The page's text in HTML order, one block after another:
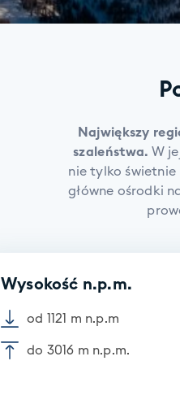
Największy
szaleństwa. W
nie tylko
główne ośrodki
Wysokość n.p.m.
od 1121 m n.p.m
do 3016 m n.p.m.